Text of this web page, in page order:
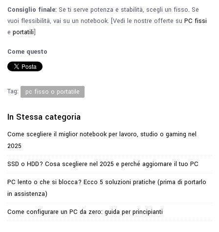
Consiglio finale: Se ti serve potenza e stabilità, scegli un fisso. Se
vuoi flessibilità, vai su un notebook. [Vedi le nostre offerte su PC fissi
e portatili]
Come questo
Tag: pc fisso o portatile
In Stessa categoria
Come scegliere il miglior notebook per lavoro, studio o gaming nel
2025
SSD o HDD? Cosa scegliere nel 2025 e perché aggiornare il tuo PC
PC lento o che si blocca? Ecco 5 soluzioni pratiche (prima di portarlo
in assistenza)
Come configurare un PC da zero: guida per principianti